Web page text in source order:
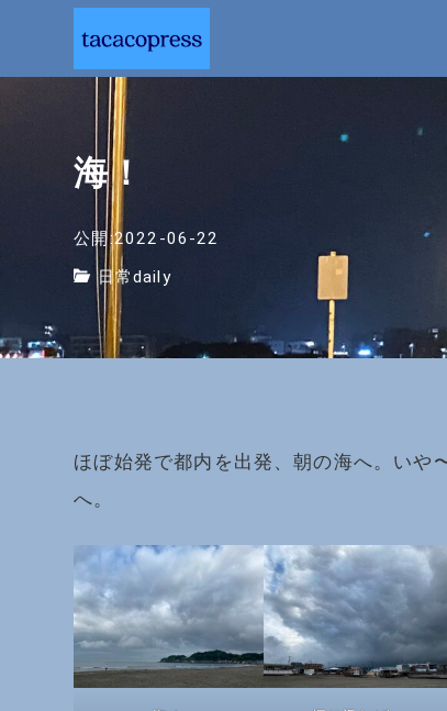
海！
公開:2022-06-22
日常daily
ほぼ始発で都内を出発、朝の海へ。い
へ。